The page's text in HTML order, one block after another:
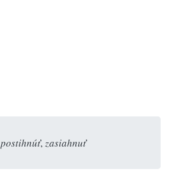
postihnúť, zasiahnuť